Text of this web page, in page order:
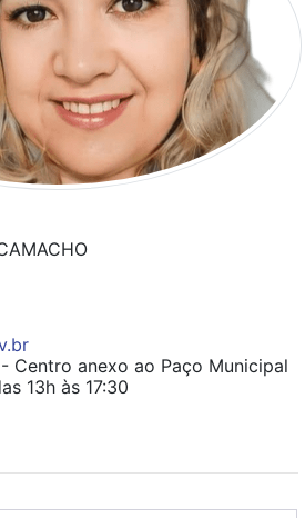
Centro anexo ao Paço Municipal
13h às 17:30